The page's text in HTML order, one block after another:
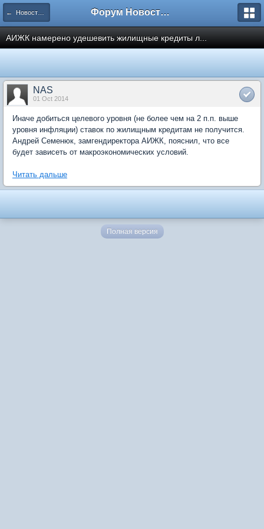
← Новости рынка недвижимости Форум Новостройки
АИЖК намерено удешевить жилищные кредиты л...
NAS
01 Oct 2014
Иначе добиться целевого уровня (не более чем на 2 п.п. выше
уровня инфляции) ставок по жилищным кредитам не получится.
Андрей Семенюк, замгендиректора АИЖК, пояснил, что все
будет зависеть от макроэкономических условий.
Читать дальше
Полная версия